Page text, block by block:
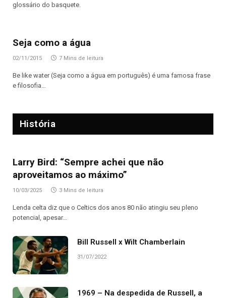
glossário do basquete.
Seja como a água
02/11/2015 7 Mins de leitura
Be like water (Seja como a água em português) é uma famosa frase
e filosofia…
História
Larry Bird: “Sempre achei que não
aproveitamos ao máximo”
10/03/2025 3 Mins de leitura
Lenda celta diz que o Celtics dos anos 80 não atingiu seu pleno
potencial, apesar…
Bill Russell x Wilt Chamberlain
31/07/2022
1969 – Na despedida de Russell, a